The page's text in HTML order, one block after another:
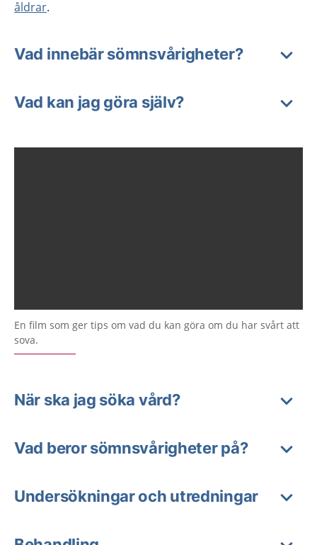
åldrar.
Vad innebär sömnsvårigheter?
Vad kan jag göra själv?
En film som ger tips om vad du kan göra om du har svårt att
sova.
När ska jag söka vård?
Vad beror sömnsvårigheter på?
Undersökningar och utredningar